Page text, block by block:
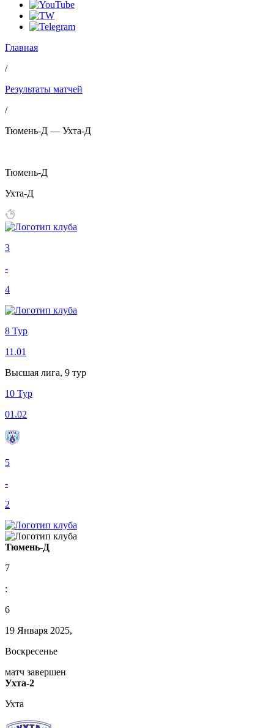
Главная
/
Результаты матчей
/
Тюмень-Д — Ухта-Д
Тюмень-Д
Ухта-Д
3
-
4
8 Тур
11.01
Высшая лига, 9 тур
10 Тур
01.02
5
-
2
Тюмень-Д
7
:
6
19 Января 2025,
Воскресенье
матч завершен
Ухта-2
Ухта